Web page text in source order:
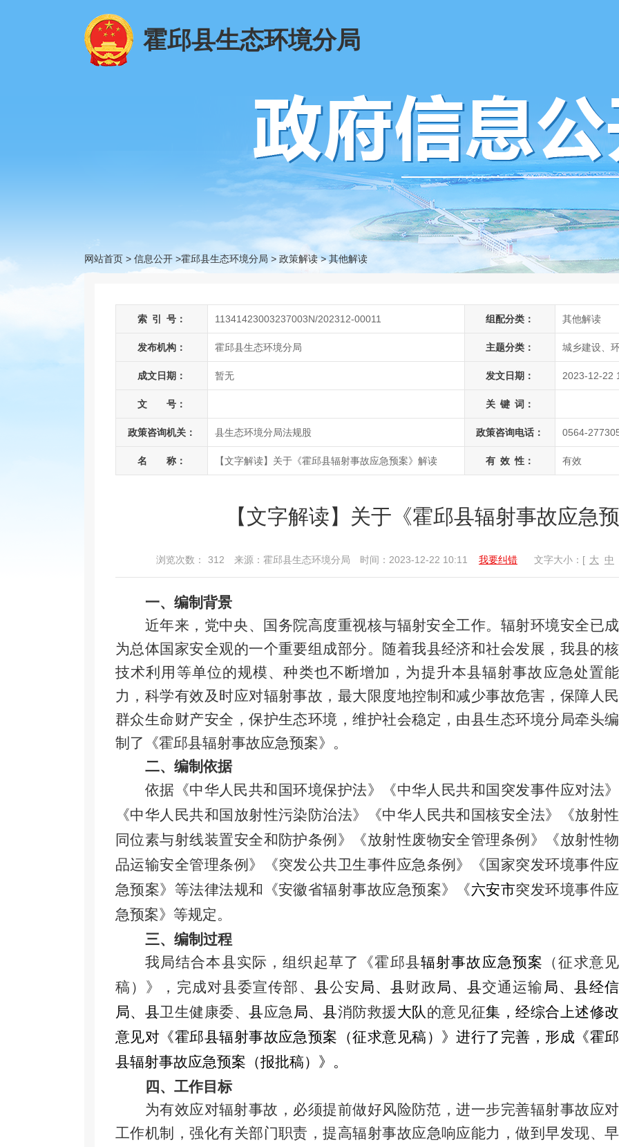
霍邱县生态环境分局
网站首页 > 信息公开 >霍邱县生态环境分局 > 政策解读 > 其他解读
索 引 号： 11341423003237003N/202312-00011 组配分类： 其他解读
发布机构： 霍邱县生态环境分局 主题分类： 城乡建设、
成文日期： 暂无 发文日期： 2023-12-22
文 号： 关 键 词：
政策咨询机关： 县生态环境分局法规股 政策咨询电话： 0564-
名 称： 【文字解读】关于《霍邱县辐射事故应急预案》解读 有 效 性： 有效
【文字解读】关于《霍邱县辐射事故应急
浏览次数： 312 来源：霍邱县生态环境分局 时间：2023-12-22 10:11 我要纠错 文字大小：[ 大 中
一、 编制背景
近年来，党中央、国务院高度重视核与辐射安全工作。辐射环境安全已成
为总体国家安全观的一个重要组成部分。随着我县经济和社会发展，我县的核
技术利用等单位的规模、种类也不断增加， 为提升本县辐射事故应急处置能
力，科学有效及时应对辐射事故，最大限度地控制和减少事故危害，保障人民
群众生命财产安全，保护生态环境，维护社会稳定， 由县生态环境分局牵头编
制了
《霍邱县辐射事故应急预案》 。
二、编制依据
依据《中华人民共和国环境保护法》《中华人民共和国突发事件应对法》
《中华人民共和国放射性污染防治法》《中华人民共和国核安全法》《放射性
同位素与射线装置安全和防护条例》《放射性废物安全管理条例》《放射性物
品运输安全管理条例》《突发公共卫生事件应急条例》《国家突发环境事件应
急预案》等法律法规和《安徽省辐射事故应急预案》《六安市突发环境事件应
急预案》等规定。
三、 编制过程
我局结合本县实际，组织起草了《霍邱县辐射事故应急预案 （征求意见
稿）》， 完成对县委宣传部、 县公安局、县财政局、县交通运输 局、 县经信
局、 县卫生健康委、县应急局、县消防救援大队的意见征集，经综合上述修改
意见对《霍邱县辐射事故应急预案（征求意见稿）》进行了完善，形成 《霍邱
县辐射事故应急预案（报批稿）》 。
四 、 工作目标
为有效应对辐射事故，必须提前做好风险防范，进一步完善辐射事故应对
工作机制，强化有关部门职责，提高辐射事故应急响应能力，做到早发现、早